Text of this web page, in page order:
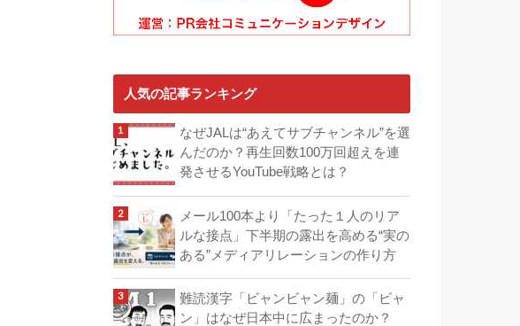
人気の記事ランキング
なぜJALは“あえてサブチャンネル”を選
んだのか？再生回数100万回超えを連
発させるYouTube戦略とは？
メール100本より「たった１人のリア
ルな接点」下半期の露出を高める“実の
ある”メディアリレーションの作り方
難読漢字「ビャンビャン麺」の「ビャ
ン」はなぜ日本中に広まったのか？